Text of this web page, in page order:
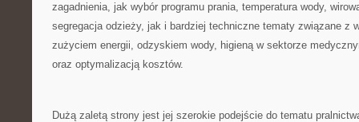
zagadnienia, jak wybór programu prania, temperatura wody,
segregacja odzieży, jak i bardziej techniczne tematy związane z
zużyciem energii, odzyskiem wody, higieną w sektorze
oraz optymalizacją kosztów.
Dużą zaletą strony jest jej szerokie podejście do tematu